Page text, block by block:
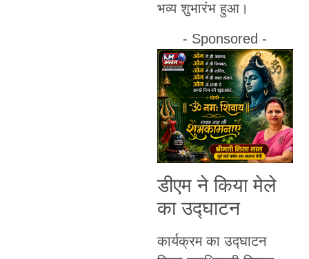
भव्य शुभारंभ हुआ।
- Sponsored -
डीएम ने किया मेले
का उद्घाटन
कार्यक्रम का उद्घाटन